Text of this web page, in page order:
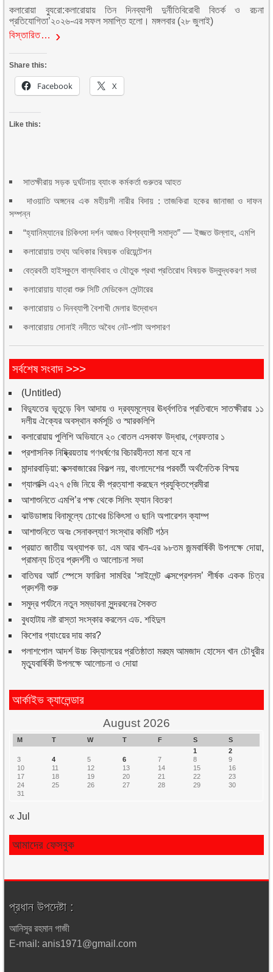
কলারোয়া ব্যুরো:কলারোয়ায় তিন দিনব্যাপী দুর্নীতিবিরোধী বিতর্ক ও রচনা
প্রতিযোগিতা’২০২৬-এর সফল সমাপ্তি হলো। মঙ্গলবার (২৮ জুলাই)
বিস্তারিত…
Share this:
Facebook X
Like this:
সাতক্ষীরায় সড়ক দুর্ঘটনায় ব্যাংক কর্মকর্তা গুরুতর আহত
দাওয়াতি অঙ্গনের এক মহীয়সী নারীর বিদায় : তাজকিরা হকের জানাজা ও দাফন
সম্পন্ন
“হ্যানিম্যানের চিকিৎসা দর্শন আজও বিশ্বব্যাপী সমাদৃত” — ইজ্জত উল্লাহ, এমপি
কলারোয়ায় তথ্য অধিকার বিষয়ক ওরিয়েন্টেশন
বেত্রবতী হাইস্কুলে বাল্যবিবাহ ও যৌতুক প্রথা প্রতিরোধ বিষয়ক উদ্বুদ্ধকরণ সভা
কলারোয়ায় যাত্রা শুরু সিটি মেডিকেল সেন্টারের
কলারোয়ায় ৩ দিনব্যাপী বৈশাখী মেলার উদ্বোধন
কলারোয়ায় সোনাই নদীতে অবৈধ নেট-পাটা অপসারণ
সর্বশেষ সংবাদ >>>
(Untitled)
বিদ্যুতের ভূতুড়ে বিল আদায় ও দ্রব্যমূল্যের ঊর্ধ্বগতির প্রতিবাদে সাতক্ষীরায় ১১
দলীয় ঐক্যের অবস্থান কর্মসূচি ও স্মারকলিপি
কলারোয়ায় পুলিশি অভিযানে ২০ বোতল এসকাফ উদ্ধার, গ্রেফতার ১
প্রশাসনিক নিষ্ক্রিয়তায় গণধর্ষণের বিচারহীনতা মানা হবে না
মান্দারবাড়িয়া: কক্সবাজারের বিকল্প নয়, বাংলাদেশের পরবর্তী অর্থনৈতিক বিস্ময়
গ্যালাক্সি এ২৭ ৫জি নিয়ে কী প্রত্যাশা করছেন প্রযুক্তিপ্রেমীরা
আশাশুনিতে এমপি’র পক্ষ থেকে সিলিং ফ্যান বিতরণ
ঝাউডাঙ্গায় বিনামূল্যে চোখের চিকিৎসা ও ছানি অপারেশন ক্যাম্প
আশাশুনিতে অবঃ সেনাকল্যাণ সংস্থার কমিটি গঠন
প্রয়াত জাতীয় অধ্যাপক ডা. এম আর খান-এর ৯৮তম জন্মবার্ষিকী উপলক্ষে দোয়া,
প্রামান্য চিত্র প্রদর্শনী ও আলোচনা সভা
বাতিঘর আর্ট স্পেসে ফারিনা সামহির ‘সাইলেন্ট এক্সপ্রেশনস’ শীর্ষক একক চিত্র
প্রদর্শনী শুরু
সমুদ্র পর্যটনে নতুন সম্ভাবনা সুন্দরবনের সৈকত
বুধহাটায় নষ্ট রাস্তা সংস্কার করলেন এড. শহিদুল
কিশোর গ্যাংয়ের দায় কার?
পলাশপোল আদর্শ উচ্চ বিদ্যালয়ের প্রতিষ্ঠাতা মরহুম আমজাদ হোসেন খান চৌধুরীর
মৃত্যুবার্ষিকী উপলক্ষে আলোচনা ও দোয়া
আর্কাইভ ক্যালেন্ডার
August 2026
M T W T F S
S
1
2
3
4 5 6 7 8
9
10
11 12 13 14 15
16
17
18 19 20 21 22
23
24
25 26 27 28 29
30
31
« Jul
আমাদের ফেসবুক
প্রধান উপদেষ্টা :
আনিসুর রহমান গাজী
E-mail: anis1971@gmail.com